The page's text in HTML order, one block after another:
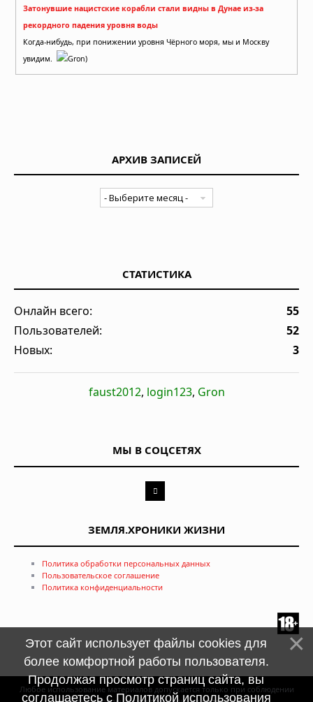
Затонувшие нацистские корабли стали видны в Дунае из-за
рекордного падения уровня воды
Когда-нибудь, при понижении уровня Чёрного моря, мы и Москву
увидим.
Gron)
АРХИВ ЗАПИСЕЙ
СТАТИСТИКА
Онлайн всего:
55
Пользователей:
52
Новых:
3
faust2012, login123, Gron
МЫ В СОЦСЕТЯХ
ЗЕМЛЯ.ХРОНИКИ ЖИЗНИ
Политика обработки персональных данных
Пользовательское соглашение
Политика конфиденциальности
Любое использование материалов допускается только при соблюдении
Этот сайт использует файлы cookies для
более комфортной работы пользователя.
Продолжая просмотр страниц сайта, вы
соглашаетесь сПолитикой использования